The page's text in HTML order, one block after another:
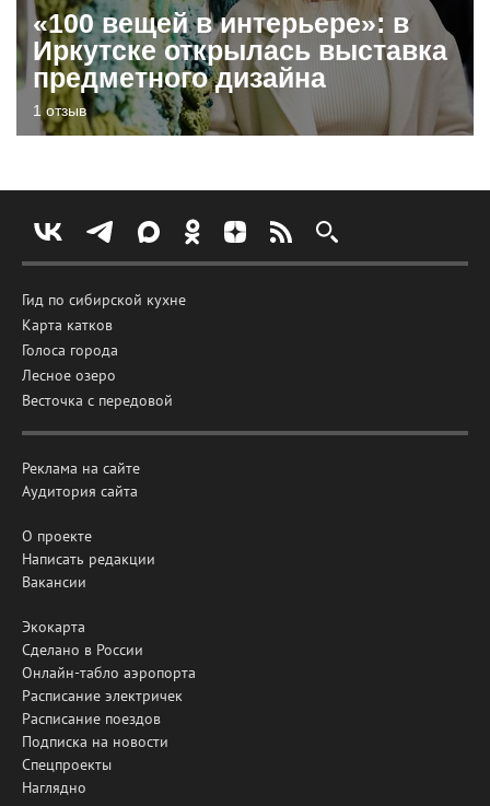
«100 вещей в интерьере»: в
Иркутске открылась выставка
предметного дизайна
1 отзыв
Гид по сибирской кухне
Карта катков
Голоса города
Лесное озеро
Весточка с передовой
Реклама на сайте
Аудитория сайта
О проекте
Написать редакции
Вакансии
Экокарта
Сделано в России
Онлайн-табло аэропорта
Расписание электричек
Расписание поездов
Подписка на новости
Спецпроекты
Наглядно